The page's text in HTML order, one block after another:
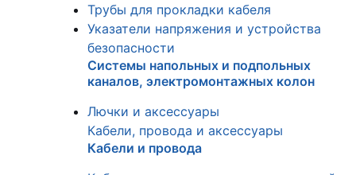
Трубы для прокладки кабеля
Указатели напряжения и устройства
безопасности
Системы напольных и подпольных
каналов, электромонтажных колон
Лючки и аксессуары
Кабели, провода и аксессуары
Кабели и провода